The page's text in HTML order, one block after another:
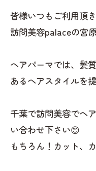
皆様いつもご利用頂
訪問美容palaceの宮原
ヘアパーマでは、髪
あるヘアスタイルを
千葉で訪問美容でヘ
い合わせ下さい😊
もちろん！カット、